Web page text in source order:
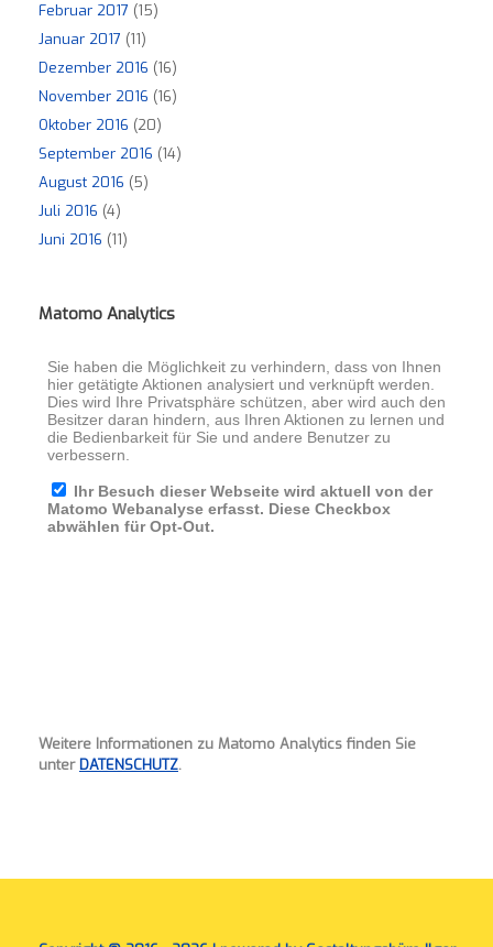
Februar 2017 (15)
Januar 2017 (11)
Dezember 2016 (16)
November 2016 (16)
Oktober 2016 (20)
September 2016 (14)
August 2016 (5)
Juli 2016 (4)
Juni 2016 (11)
Matomo Analytics
Weitere Informationen zu Matomo Analytics finden Sie
unter DATENSCHUTZ.